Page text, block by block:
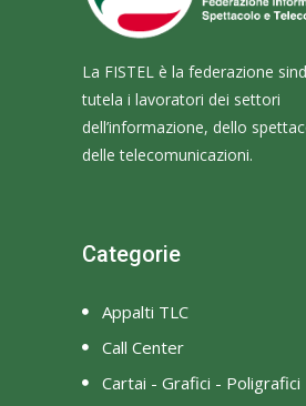
La FISTEL è la federazione
tutela i lavoratori dei settori
dell’informazione, dello
delle telecomunicazioni.
Categorie
Appalti TLC
Call Center
Cartai - Grafici - Poligrafici